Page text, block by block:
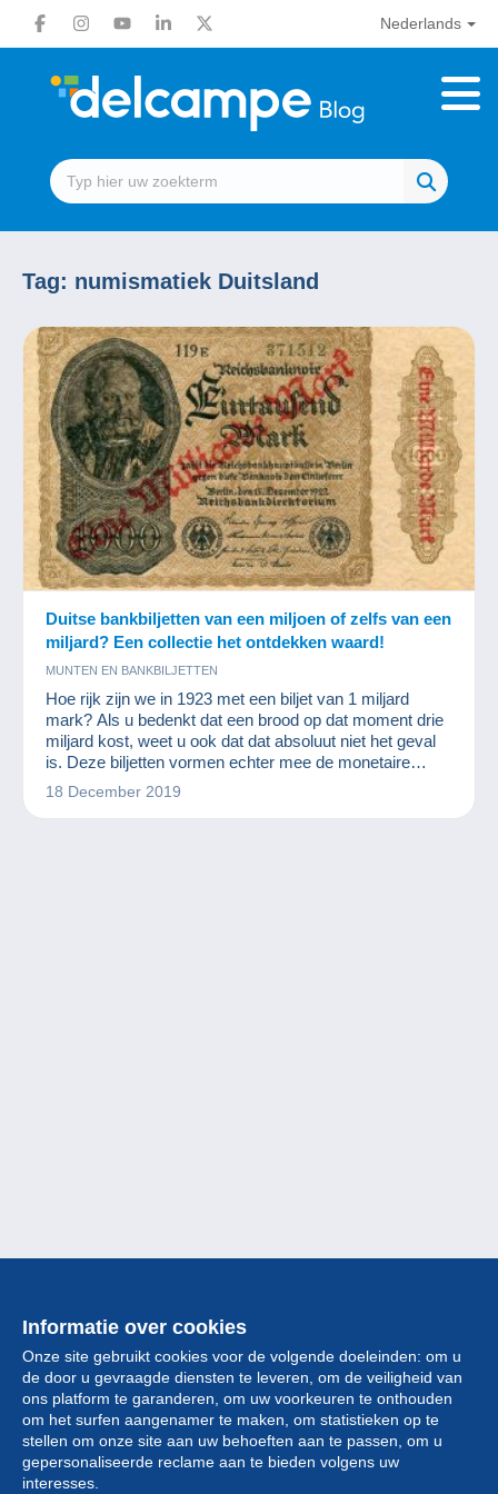
Nederlands
Tag: numismatiek Duitsland
Duitse bankbiljetten van een miljoen of zelfs van een
miljard? Een collectie het ontdekken waard!
MUNTEN EN BANKBILJETTEN
Hoe rijk zijn we in 1923 met een biljet van 1 miljard
mark? Als u bedenkt dat een brood op dat moment drie
miljard kost, weet u ook dat dat absoluut niet het geval
is. Deze biljetten vormen echter mee de monetaire
wereldgeschiedenis. Munt- en biljettenverzamelaars zijn
18 December 2019
Informatie over cookies
Onze site gebruikt cookies voor de volgende doeleinden: om u
de door u gevraagde diensten te leveren, om de veiligheid van
ons platform te garanderen, om uw voorkeuren te onthouden
om het surfen aangenamer te maken, om statistieken op te
stellen om onze site aan uw behoeften aan te passen, om u
gepersonaliseerde reclame aan te bieden volgens uw
interesses.
Collectie